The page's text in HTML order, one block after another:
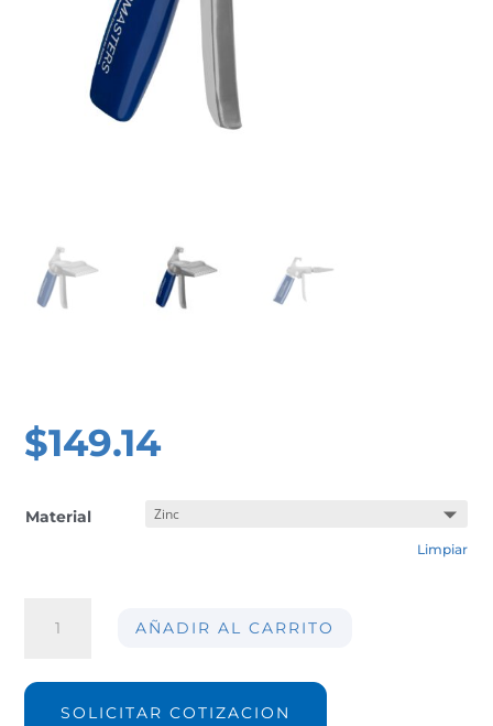
$149.14
Material
Limpiar
de
AÑADIR AL CARRITO
SOLICITAR COTIZACION